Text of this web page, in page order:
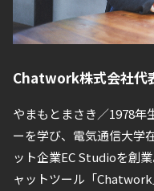
Chatwork株式会社代
やまもとまさき／1978年
ーを学び、電気通信大学
ット企業EC Studioを創
ャットツール「